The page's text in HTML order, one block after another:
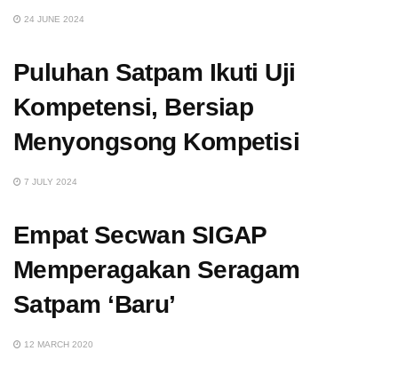
24 JUNE 2024
Puluhan Satpam Ikuti Uji
Kompetensi, Bersiap
Menyongsong Kompetisi
7 JULY 2024
Empat Secwan SIGAP
Memperagakan Seragam
Satpam ‘Baru’
12 MARCH 2020